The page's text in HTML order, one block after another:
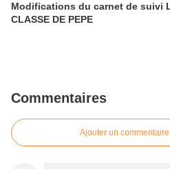
Modifications du carnet de suivi
CLASSE DE PEPE
Commentaires
Ajouter un commentaire